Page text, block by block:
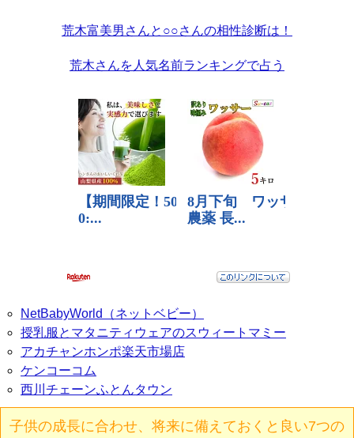
荒木富美男さんと○○さんの相性診断は！
荒木さんを人気名前ランキングで占う
NetBabyWorld（ネットベビー）
授乳服とマタニティウェアのスウィートマミー
アカチャンホンポ楽天市場店
ケンコーコム
西川チェーンふとんタウン
子供の成長に合わせ、将来に備えておくと良い7つの